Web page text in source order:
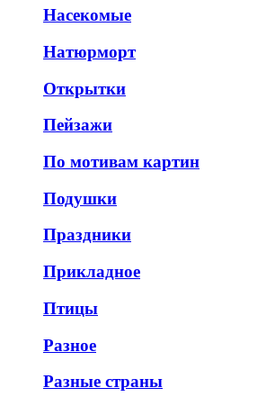
Насекомые
Натюрморт
Открытки
Пейзажи
По мотивам картин
Подушки
Праздники
Прикладное
Птицы
Разное
Разные страны